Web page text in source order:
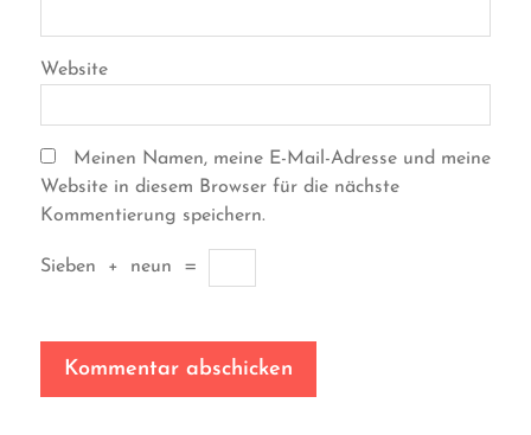
Website
Meinen Namen, meine E-Mail-Adresse und meine
Website in diesem Browser für die nächste
Kommentierung speichern.
Sieben + neun =